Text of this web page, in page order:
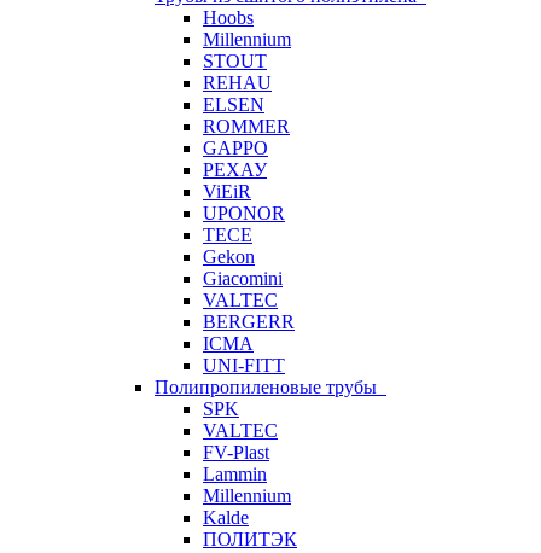
Hoobs
Millennium
STOUT
REHAU
ELSEN
ROMMER
GAPPO
РЕХАУ
ViEiR
UPONOR
TECE
Gekon
Giacomini
VALTEC
BERGERR
ICMA
UNI-FITT
Полипропиленовые трубы
SPK
VALTEC
FV-Plast
Lammin
Millennium
Kalde
ПОЛИТЭК